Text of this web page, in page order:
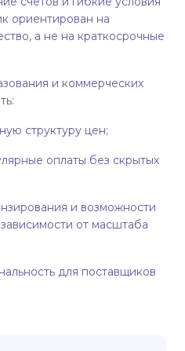
ориентирован на
а не на краткосрочные
и коммерческих
структуру цен;
оплаты без скрытых
и возможности
от масштаба
для поставщиков